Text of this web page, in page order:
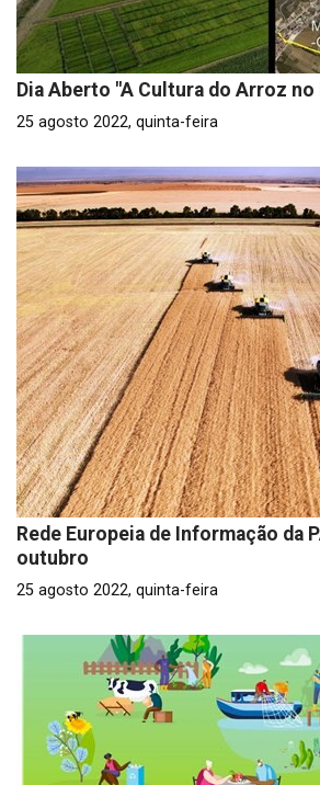
Dia Aberto "A Cultura do Arroz
25 agosto 2022, quinta-feira
Rede Europeia de Informação da
outubro
25 agosto 2022, quinta-feira